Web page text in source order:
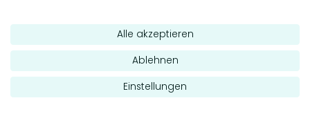
Alle akzeptieren
Ablehnen
Einstellungen